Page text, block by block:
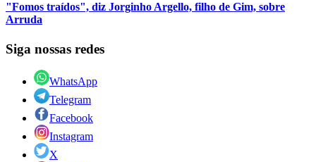
"Fomos traídos", diz Jorginho Argello, filho de Gim, sobre
Arruda
Siga nossas redes
WhatsApp
Telegram
Facebook
Instagram
X